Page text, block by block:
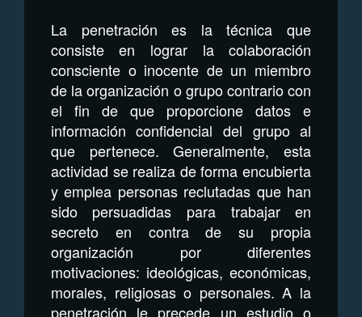
La penetración es la técnica que
consiste en lograr la colaboración
consciente o inocente de un miembro
de la organización o grupo contrario con
el fin de que proporcione datos e
información confidencial del grupo al
que pertenece. Generalmente, esta
actividad se realiza de forma encubierta
y emplea personas reclutadas que han
sido persuadidas para trabajar en
secreto en contra de su propia
organización por diferentes
motivaciones: ideológicas, económicas,
morales, religiosas o personales. A la
penetración le precede un estudio o